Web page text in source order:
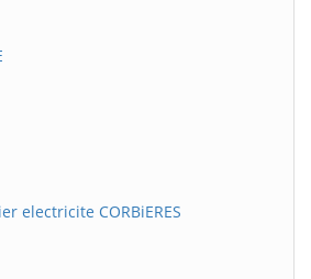
electricite CORBiERES